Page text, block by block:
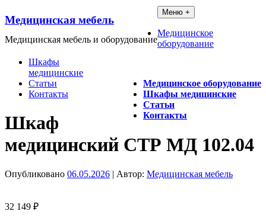
к
Медицинская мебель
Медицинская мебель и оборудование
Медицинское оборудование
Шкафы медицинские
Статьи
Контакты
Меню +
Медицинское
оборудование
Шкафы
медицинские
Статьи
Контакты
Шкаф
медицинский СТР МД 102.04
Опубликовано 06.05.2026 | Автор: Медицинская мебель
32 149 ₽